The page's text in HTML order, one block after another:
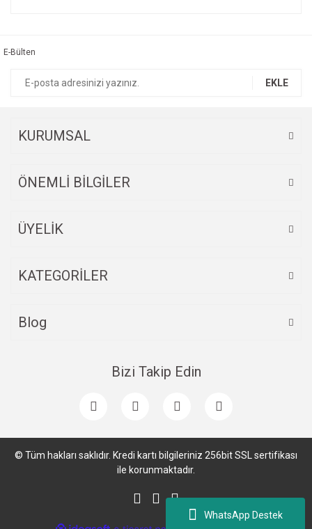
WhatsApp Destek
Ürün fiyatı diğer sitelerden daha pahalı.
E-Bülten
EKLE
KURUMSAL
ÖNEMLİ BİLGİLER
ÜYELİK
KATEGORİLER
Blog
Bizi Takip Edin
© Tüm hakları saklıdır. Kredi kartı bilgileriniz 256bit SSL sertifikası
ile korunmaktadır.